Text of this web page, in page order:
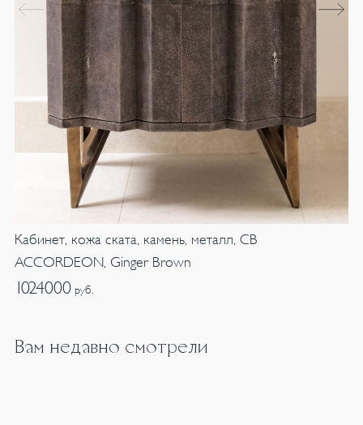
Кабинет, кожа ската, камень, металл, CB
ACCORDEON, Ginger Brown
1024000 руб.
Вам недавно смотрели